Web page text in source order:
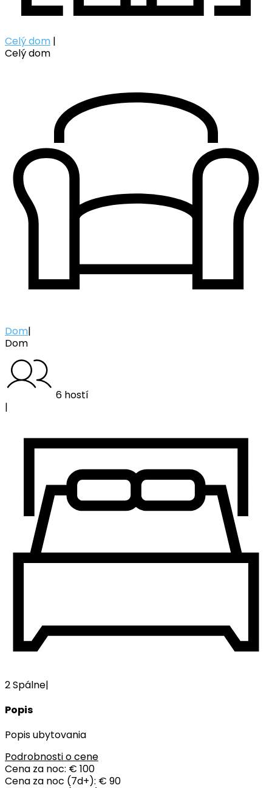
Celý dom |
Celý dom
Dom|
Dom
6 hostí
|
2 Spálne|
Popis
Popis ubytovania
Podrobnosti o cene
Cena za noc: € 100
Cena za noc (7d+): € 90